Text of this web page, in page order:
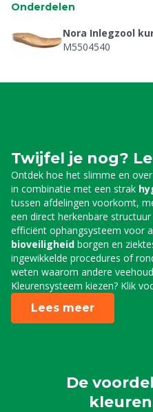
Onderdelen
Nora Inlegzool
M5504540
Twijfel je nog?
Ontdek hoe het slimme en
in combinatie met een strak
tussen afdelingen voorkomt,
een direct herkenbare
efficiënt ophangsysteem voor
bioveiligheid borgen en
ingewikkelde procedures of
weten waarom andere
Kleurensysteem kiezen? Klik
Lees meer
De